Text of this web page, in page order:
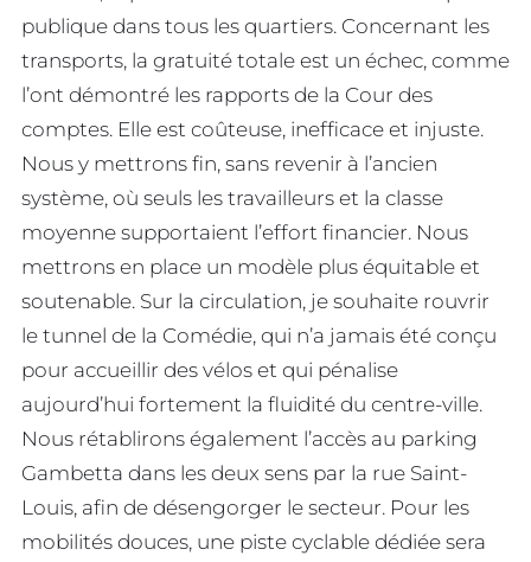
publique dans tous les quartiers. Concernant les
transports, la gratuité totale est un échec, comme
l’ont démontré les rapports de la Cour des
comptes. Elle est coûteuse, inefficace et injuste.
Nous y mettrons fin, sans revenir à l’ancien
système, où seuls les travailleurs et la classe
moyenne supportaient l’effort financier. Nous
mettrons en place un modèle plus équitable et
soutenable. Sur la circulation, je souhaite rouvrir
le tunnel de la Comédie, qui n’a jamais été conçu
pour accueillir des vélos et qui pénalise
aujourd’hui fortement la fluidité du centre-ville.
Nous rétablirons également l’accès au parking
Gambetta dans les deux sens par la rue Saint-
Louis, afin de désengorger le secteur. Pour les
mobilités douces, une piste cyclable dédiée sera